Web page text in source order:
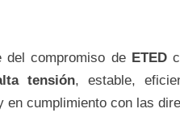
del compromiso de ETED
tensión, estable,
en cumplimiento con las